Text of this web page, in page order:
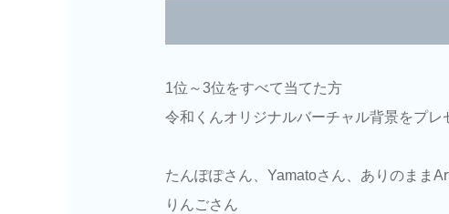
1位～3位をすべて当てた方
令和くんオリジナルバーチャル背景をプレ
たんぽぽさん、Yamatoさん、ありのまま
りんごさん